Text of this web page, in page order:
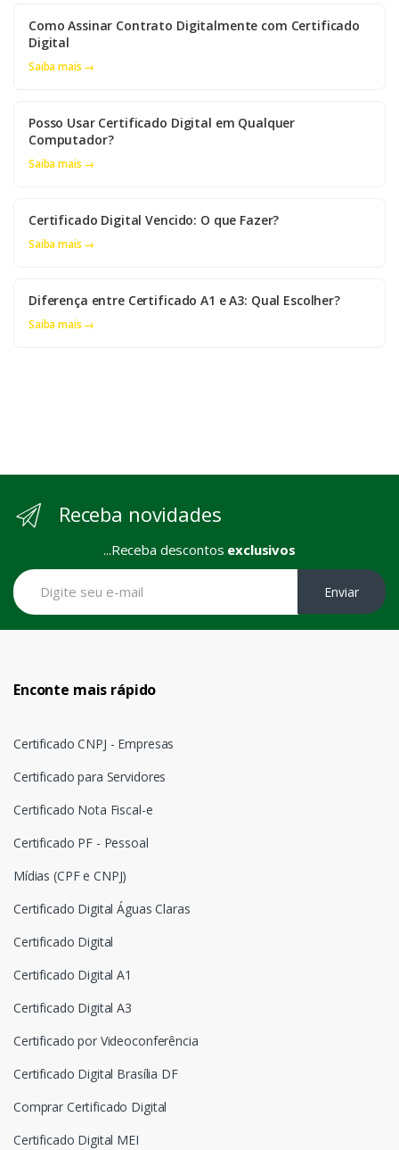
Como Assinar Contrato Digitalmente com Certificado
Digital
Saiba mais →
Posso Usar Certificado Digital em Qualquer
Computador?
Saiba mais →
Certificado Digital Vencido: O que Fazer?
Saiba mais →
Diferença entre Certificado A1 e A3: Qual Escolher?
Saiba mais →
Receba novidades
...Receba descontos exclusivos
Enviar
Enconte mais rápido
Certificado CNPJ - Empresas
Certificado para Servidores
Certificado Nota Fiscal-e
Certificado PF - Pessoal
Mídias (CPF e CNPJ)
Certificado Digital Águas Claras
Certificado Digital
Certificado Digital A1
Certificado Digital A3
Certificado por Videoconferência
Certificado Digital Brasília DF
Comprar Certificado Digital
Certificado Digital MEI